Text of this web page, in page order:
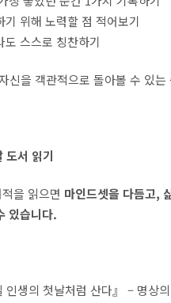
기 위해 노력할 점 적어보기
도 스스로 칭찬하기
신을 객관적으로 돌아볼 수 있는
서 읽기
을 읽으면 마인드셋을 다듬고,
있습니다.
인생의 첫날처럼 산다』 – 명상